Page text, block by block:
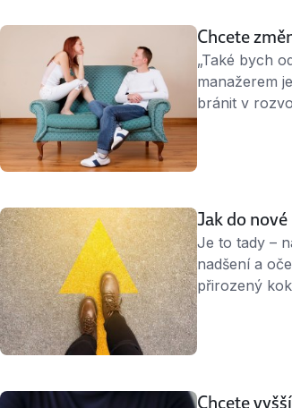
Chcete
„Také bych
manažerem
bránit v
Jak do
Je to tady –
nadšení a
přirozený
Chcete